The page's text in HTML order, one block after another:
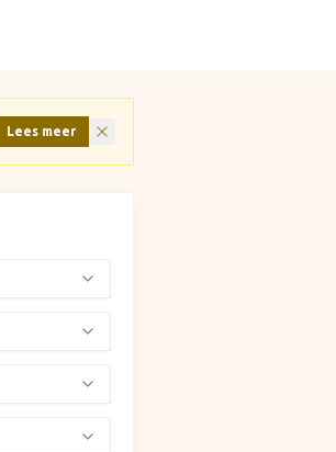
Lees meer